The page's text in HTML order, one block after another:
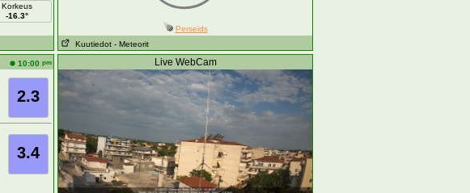
Korkeus
-16.3°
Perseids
Kuutiedot - Meteorit
10:00 pm
2.3
3.4
Live WebCam